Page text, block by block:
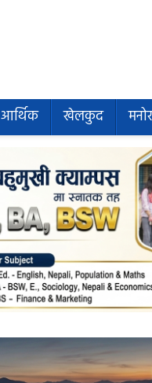
आर्थिक खेलकुद